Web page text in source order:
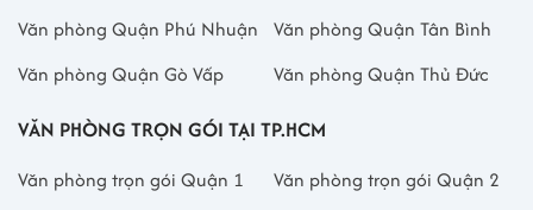
Văn phòng Quận Phú Nhuận
Văn phòng Quận Tân Bình
Văn phòng Quận Gò Vấp
Văn phòng Quận Thủ Đức
VĂN PHÒNG TRỌN GÓI TẠI TP.HCM
Văn phòng trọn gói Quận 1
Văn phòng trọn gói Quận 2